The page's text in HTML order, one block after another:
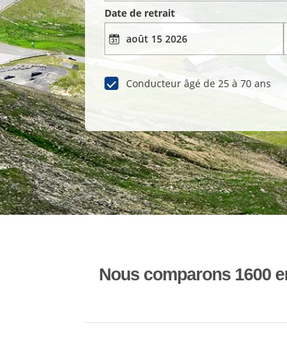
Date de retrait
Conducteur âgé de 25 à 70 ans
Nous comparons 1600